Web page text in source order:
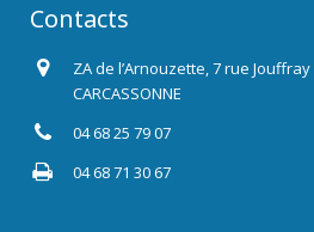
Contacts
ZA de l’Arnouzette, 7 rue Jouffray
CARCASSONNE
04 68 25 79 07
04 68 71 30 67